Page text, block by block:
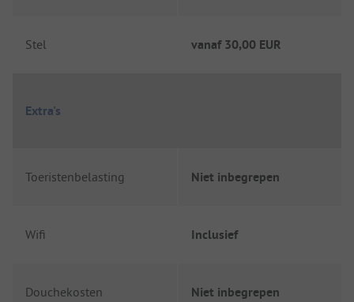
Stel vanaf 30,00 EUR
Extra's
Toeristenbelasting Niet inbegrepen
Wifi Inclusief
Douchekosten Niet inbegrepen